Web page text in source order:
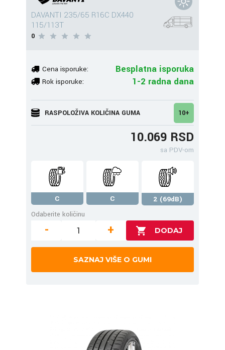
DAVANTI 235/65 R16C DX440
115/113T
0
Cena isporuke: Besplatna isporuka
Rok isporuke: 1-2 radna dana
RASPOLOŽIVA KOLIČINA GUMA 10+
10.069 RSD
sa PDV-om
C C
2 (69dB)
Odaberite količinu
- +
SAZNAJ VIŠE O GUMI